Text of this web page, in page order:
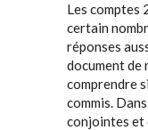
Les comptes
certain
réponses
document de
comprendre
commis.
conjointes et